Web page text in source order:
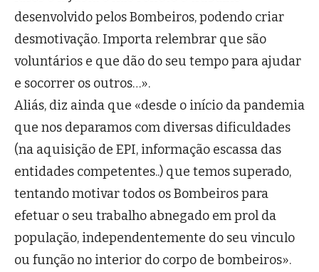
desenvolvido pelos Bombeiros, podendo criar
desmotivação. Importa relembrar que são
voluntários e que dão do seu tempo para ajudar
e socorrer os outros…».
Aliás, diz ainda que «desde o início da pandemia
que nos deparamos com diversas dificuldades
(na aquisição de EPI, informação escassa das
entidades competentes..) que temos superado,
tentando motivar todos os Bombeiros para
efetuar o seu trabalho abnegado em prol da
população, independentemente do seu vinculo
ou função no interior do corpo de bombeiros».